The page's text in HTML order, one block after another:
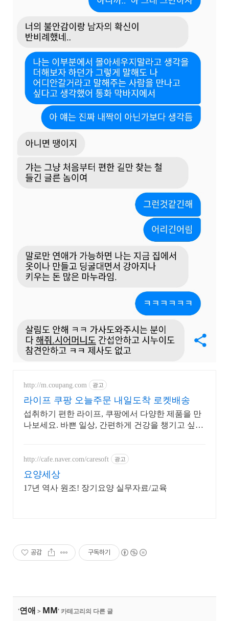
http://m.coupang.com 광고
라이프 쿠팡 오늘주문 내일도착 로켓배송
섭취하기 편한 라이프, 쿠팡에서 다양한 제품을 만
나보세요. 바쁜 일상, 간편하게 건강을 챙기고 싶다
http://cafe.naver.com/caresoft 광고
요양세상
17년 역사 원조! 장기요양 실무자료/교육
공감 구독하기
'연애 > MM' 카테고리의 다른 글